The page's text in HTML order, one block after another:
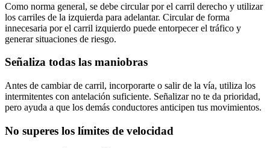
Como norma general, se debe circular por el carril derecho y utilizar
los carriles de la izquierda para adelantar. Circular de forma
innecesaria por el carril izquierdo puede entorpecer el tráfico y
generar situaciones de riesgo.
Señaliza todas las maniobras
Antes de cambiar de carril, incorporarte o salir de la vía, utiliza los
intermitentes con antelación suficiente. Señalizar no te da prioridad,
pero ayuda a que los demás conductores anticipen tus movimientos.
No superes los límites de velocidad